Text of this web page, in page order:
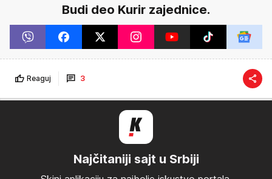
Budi deo Kurir zajednice.
Reaguj 3
Najčitaniji sajt u Srbiji